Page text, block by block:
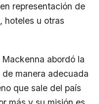
representación de
hoteles u otras
abordó la
manera adecuada
que sale del país